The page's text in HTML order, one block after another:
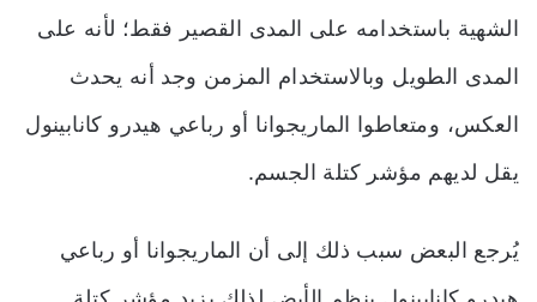
الشهية باستخدامه على المدى القصير فقط؛ لأنه على
المدى الطويل وبالاستخدام المزمن وجد أنه يحدث
العكس، ومتعاطوا الماريجوانا أو رباعي هيدرو كانابينول
يقل لديهم مؤشر كتلة الجسم.
يُرجع البعض سبب ذلك إلى أن الماريجوانا أو رباعي